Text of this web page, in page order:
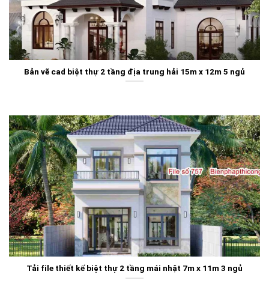
Bản vẽ cad biệt thự 2 tầng địa trung hải 15m x 12m 5 ngủ
Tải file thiết kế biệt thự 2 tầng mái nhật 7m x 11m 3 ngủ